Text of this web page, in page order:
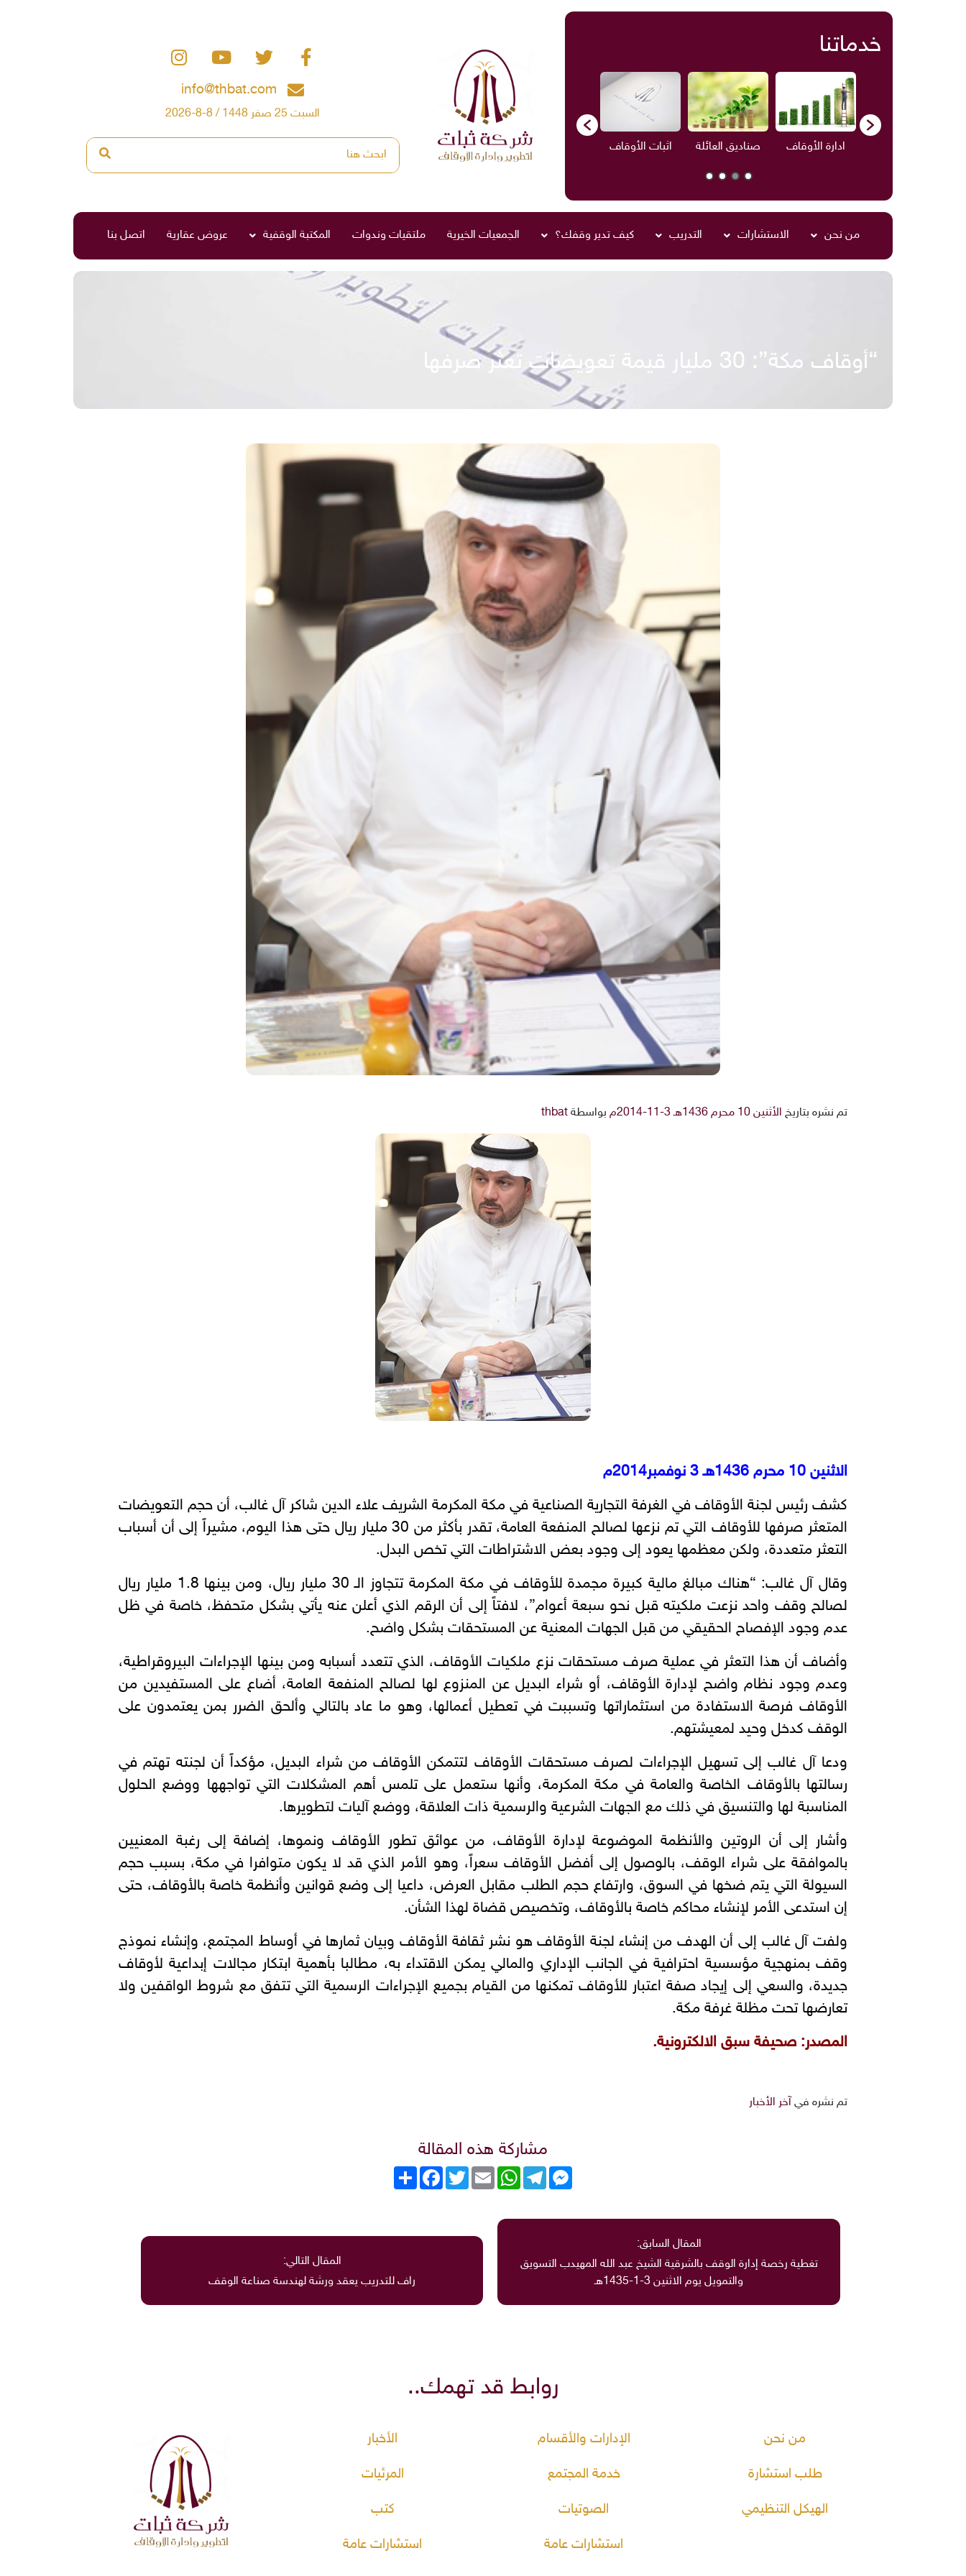
خدماتنا
ادارة الأوقاف صناديق العائلة اثبات الأوقاف الاستشارات ادارة الأوقاف صناديق العائلة
info@thbat.com
السبت 25 صفر 1448 / 8-8-2026
من نحن الاستشارات التدريب كيف تدير وقفك؟ الجمعيات الخيرية ملتقيات وندوات المكتبة الوقفية عروض عقارية اتصل بنا
“أوقاف مكة”: 30 مليار قيمة تعويضات تعثر صرفها
تم نشره بتاريخ الأثنين 10 محرم 1436هـ 3-11-2014م بواسطة thbat
الاثنين 10 محرم 1436هـ 3 نوفمبر2014م
كشف رئيس لجنة الأوقاف في الغرفة التجارية الصناعية في مكة المكرمة الشريف علاء الدين شاكر آل غالب، أن حجم التعويضات
المتعثر صرفها للأوقاف التي تم نزعها لصالح المنفعة العامة، تقدر بأكثر من 30 مليار ريال حتى هذا اليوم، مشيراً إلى أن أسباب
التعثر متعددة، ولكن معظمها يعود إلى وجود بعض الاشتراطات التي تخص البدل.
وقال آل غالب: “هناك مبالغ مالية كبيرة مجمدة للأوقاف في مكة المكرمة تتجاوز الـ 30 مليار ريال، ومن بينها 1.8 مليار ريال
لصالح وقف واحد نزعت ملكيته قبل نحو سبعة أعوام”، لافتاً إلى أن الرقم الذي أعلن عنه يأتي بشكل متحفظ، خاصة في ظل
عدم وجود الإفصاح الحقيقي من قبل الجهات المعنية عن المستحقات بشكل واضح.
وأضاف أن هذا التعثر في عملية صرف مستحقات نزع ملكيات الأوقاف، الذي تتعدد أسبابه ومن بينها الإجراءات البيروقراطية،
وعدم وجود نظام واضح لإدارة الأوقاف، أو شراء البديل عن المنزوع لها لصالح المنفعة العامة، أضاع على المستفيدين من
الأوقاف فرصة الاستفادة من استثماراتها وتسببت في تعطيل أعمالها، وهو ما عاد بالتالي وألحق الضرر بمن يعتمدون على
الوقف كدخل وحيد لمعيشتهم.
ودعا آل غالب إلى تسهيل الإجراءات لصرف مستحقات الأوقاف لتتمكن الأوقاف من شراء البديل، مؤكداً أن لجنته تهتم في
رسالتها بالأوقاف الخاصة والعامة في مكة المكرمة، وأنها ستعمل على تلمس أهم المشكلات التي تواجهها ووضع الحلول
المناسبة لها والتنسيق في ذلك مع الجهات الشرعية والرسمية ذات العلاقة، ووضع آليات لتطويرها.
وأشار إلى أن الروتين والأنظمة الموضوعة لإدارة الأوقاف، من عوائق تطور الأوقاف ونموها، إضافة إلى رغبة المعنيين
بالموافقة على شراء الوقف، بالوصول إلى أفضل الأوقاف سعراً، وهو الأمر الذي قد لا يكون متوافرا في مكة، بسبب حجم
السيولة التي يتم ضخها في السوق، وارتفاع حجم الطلب مقابل العرض، داعيا إلى وضع قوانين وأنظمة خاصة بالأوقاف، حتى
إن استدعى الأمر لإنشاء محاكم خاصة بالأوقاف، وتخصيص قضاة لهذا الشأن.
ولفت آل غالب إلى أن الهدف من إنشاء لجنة الأوقاف هو نشر ثقافة الأوقاف وبيان ثمارها في أوساط المجتمع، وإنشاء نموذج
وقف بمنهجية مؤسسية احترافية في الجانب الإداري والمالي يمكن الاقتداء به، مطالبا بأهمية ابتكار مجالات إبداعية لأوقاف
جديدة، والسعي إلى إيجاد صفة اعتبار للأوقاف تمكنها من القيام بجميع الإجراءات الرسمية التي تتفق مع شروط الواقفين ولا
تعارضها تحت مظلة غرفة مكة.
المصدر: صحيفة سبق الالكترونية.
تم نشره في آخر الأخبار
مشاركة هذه المقالة
انشر
FacebookTwitterEmail
WhatsAppTelegram
Messenger
المقال السابق:
تغطية رخصة إدارة الوقف بالشرقية الشيخ عبد الله المهيدب التسويق
والتمويل يوم الاثنين 3-1-1435هـ
المقال التالي:
راف للتدريب يعقد ورشة لهندسة صناعة الوقف
روابط قد تهمك..
من نحن
طلب استشارة
الهيكل التنظيمي
الإدارات والأقسام
خدمة المجتمع
الصوتيات
استشارات عامة
الأخبار
المرئيات
كتب
استشارات عامة